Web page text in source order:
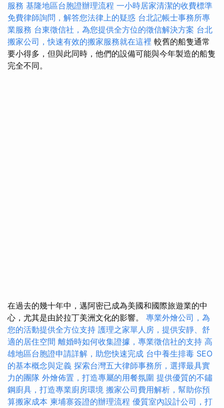
服務 基隆地區台胞證辦理流程 一小時居家清潔的收費標準
免費律師詢問，解答您法律上的疑惑 台北記帳士事務所專
業服務 台東徵信社，為您提供全方位的徵信解決方案 台北
搬家公司，快速有效的搬家服務就在這裡 較舊的船隻通常
要小得多，但與此同時，他們的設備可能與今年製造的船隻
完全不同。
在過去的幾十年中，邁阿密已成為美國和國際旅遊業的中
心，尤其是由於拉丁美洲文化的影響。 專業外燴公司，為
您的活動提供全方位支持 護理之家單人房，提供安靜、舒
適的居住空間 離婚時如何收集證據，專業徵信社的支持 高
雄地區台胞證申請詳解，助您快速完成 台中養生排毒 SEO
的基本概念與定義 探索台灣五大律師事務所，選擇最具實
力的團隊 外燴佈置，打造專屬的用餐氛圍 提供優質的不鏽
鋼廚具，打造專業廚房環境 搬家公司費用解析，幫助你預
算搬家成本 柬埔寨簽證的辦理流程 優質室內設計公司，打